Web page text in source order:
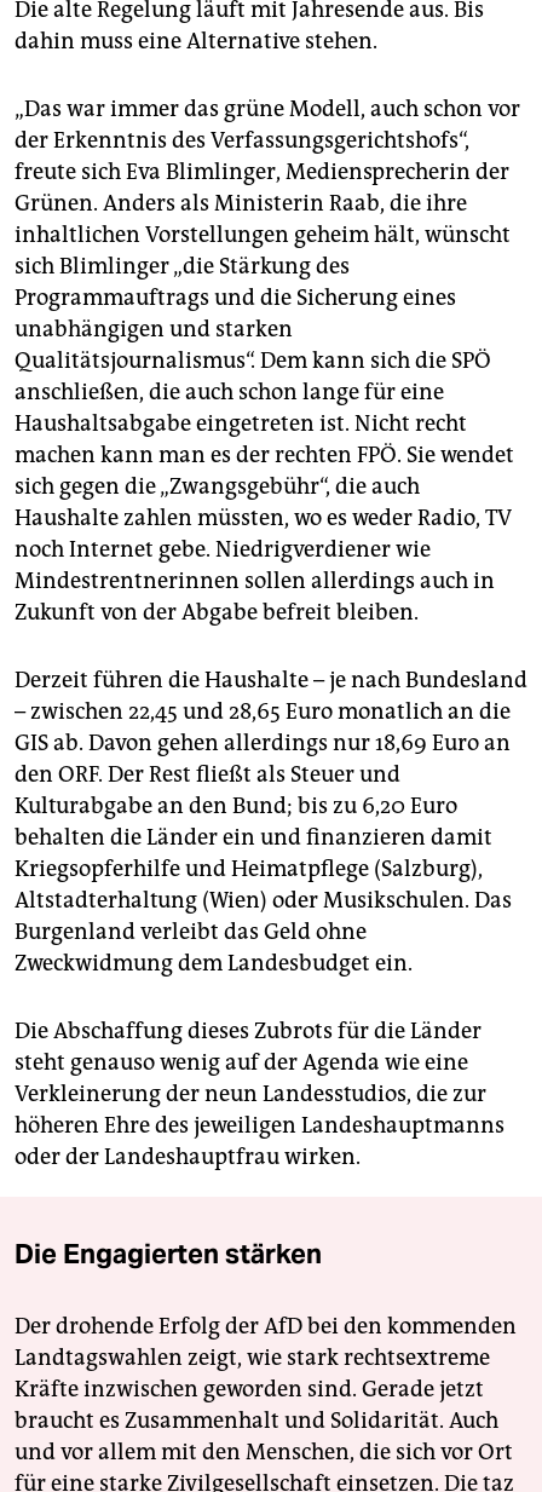
Die alte Regelung läuft mit Jahresende aus. Bis
dahin muss eine Alternative stehen.
„Das war immer das grüne Modell, auch schon vor
der Erkenntnis des Verfassungsgerichtshofs“,
freute sich Eva Blimlinger, Mediensprecherin der
Grünen. Anders als Ministerin Raab, die ihre
inhaltlichen Vorstellungen geheim hält, wünscht
sich Blimlinger „die Stärkung des
Programmauftrags und die Sicherung eines
unabhängigen und starken
Qualitätsjournalismus“. Dem kann sich die SPÖ
anschließen, die auch schon lange für eine
Haushaltsabgabe eingetreten ist. Nicht recht
machen kann man es der rechten FPÖ. Sie wendet
sich gegen die „Zwangsgebühr“, die auch
Haushalte zahlen müssten, wo es weder Radio, TV
noch Internet gebe. Niedrigverdiener wie
Mindestrentnerinnen sollen allerdings auch in
Zukunft von der Abgabe befreit bleiben.
Derzeit führen die Haushalte – je nach Bundesland
– zwischen 22,45 und 28,65 Euro monatlich an die
GIS ab. Davon gehen allerdings nur 18,69 Euro an
den ORF. Der Rest fließt als Steuer und
Kulturabgabe an den Bund; bis zu 6,20 Euro
behalten die Länder ein und finanzieren damit
Kriegsopferhilfe und Heimatpflege (Salzburg),
Altstadterhaltung (Wien) oder Musikschulen. Das
Burgenland verleibt das Geld ohne
Zweckwidmung dem Landesbudget ein.
Die Abschaffung dieses Zubrots für die Länder
steht genauso wenig auf der Agenda wie eine
Verkleinerung der neun Landesstudios, die zur
höheren Ehre des jeweiligen Landeshauptmanns
oder der Landeshauptfrau wirken.
Die Engagierten stärken
Der drohende Erfolg der AfD bei den kommenden
Landtagswahlen zeigt, wie stark rechtsextreme
Kräfte inzwischen geworden sind. Gerade jetzt
braucht es Zusammenhalt und Solidarität. Auch
und vor allem mit den Menschen, die sich vor Ort
für eine starke Zivilgesellschaft einsetzen. Die taz